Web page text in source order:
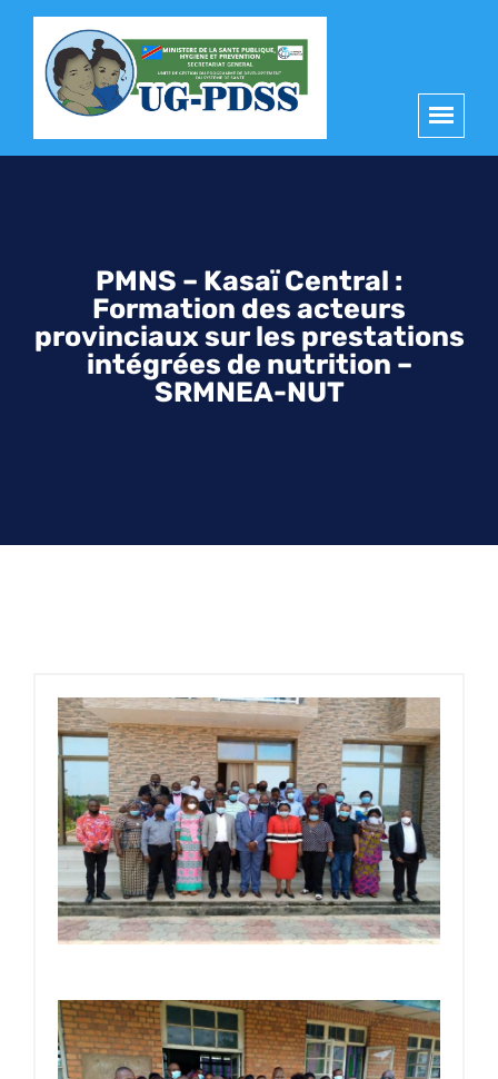
PMNS – Kasaï Central :
Formation des acteurs
provinciaux sur les prestations
intégrées de nutrition –
SRMNEA-NUT